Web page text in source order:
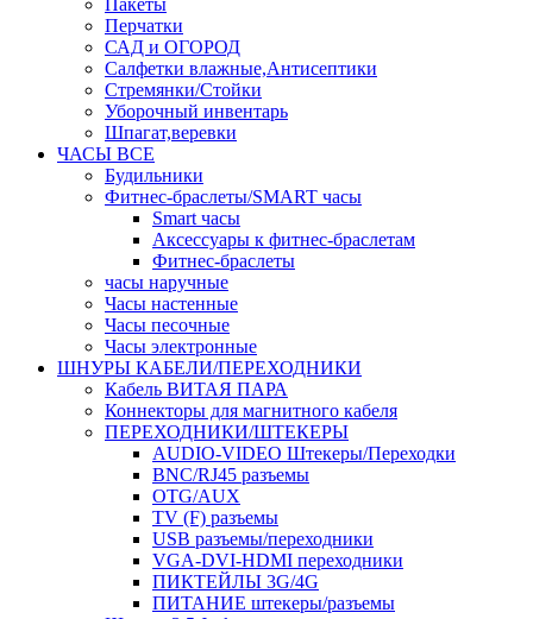
Пакеты
Перчатки
САД и ОГОРОД
Салфетки влажные,Антисептики
Стремянки/Стойки
Уборочный инвентарь
Шпагат,веревки
ЧАСЫ ВСЕ
Будильники
Фитнес-браслеты/SMART часы
Smart часы
Аксессуары к фитнес-браслетам
Фитнес-браслеты
часы наручные
Часы настенные
Часы песочные
Часы электронные
ШНУРЫ КАБЕЛИ/ПЕРЕХОДНИКИ
Кабель ВИТАЯ ПАРА
Коннекторы для магнитного кабеля
ПЕРЕХОДНИКИ/ШТЕКЕРЫ
AUDIO-VIDEO Штекеры/Переходки
BNC/RJ45 разъемы
OTG/AUX
TV (F) разъемы
USB разъемы/переходники
VGA-DVI-HDMI переходники
ПИКТЕЙЛЫ 3G/4G
ПИТАНИЕ штекеры/разъемы